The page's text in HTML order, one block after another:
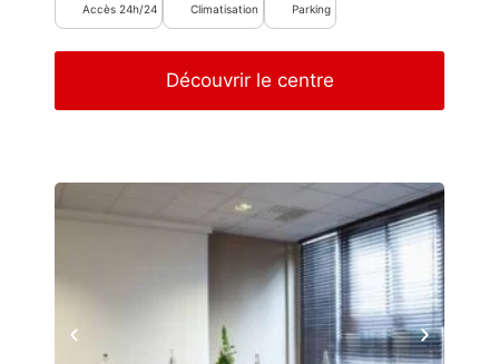
Accès 24h/24 Climatisation Parking
Découvrir le centre